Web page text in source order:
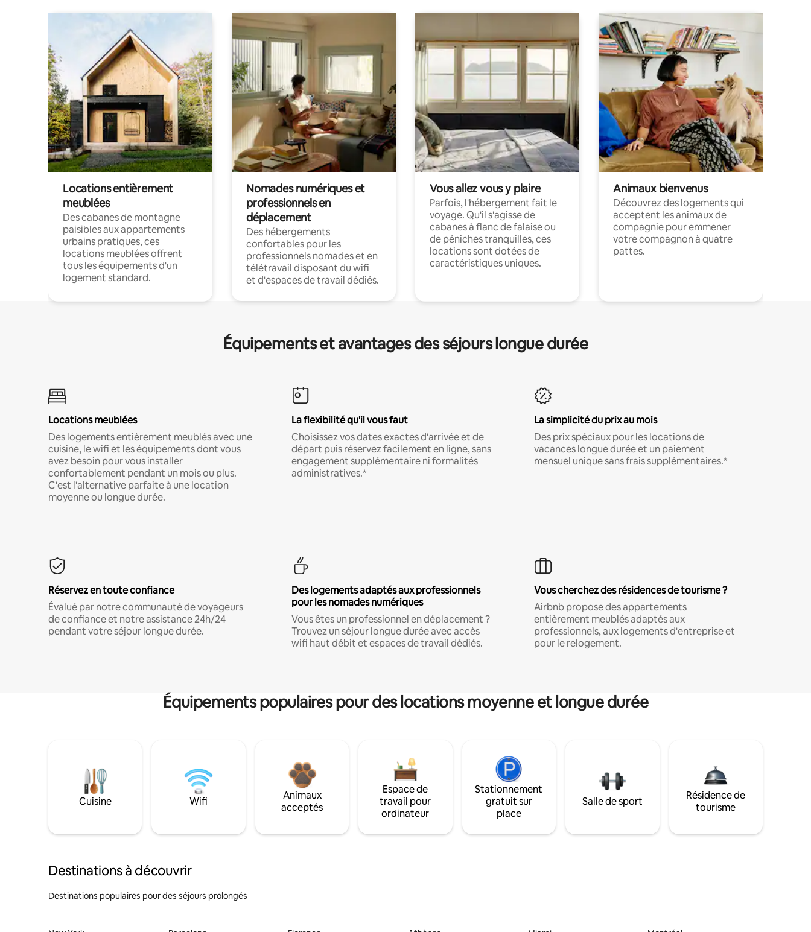
Locations entièrement
meublées
Des cabanes de montagne
paisibles aux appartements
urbains pratiques, ces
locations meublées offrent
tous les équipements d'un
logement standard.
Nomades numériques et
professionnels en
déplacement
Des hébergements
confortables pour les
professionnels nomades et en
télétravail disposant du wifi
et d'espaces de travail dédiés.
Vous allez vous y plaire
Parfois, l'hébergement fait le
voyage. Qu'il s'agisse de
cabanes à flanc de falaise ou
de péniches tranquilles, ces
locations sont dotées de
caractéristiques uniques.
Animaux bienvenus
Découvrez des logements qui
acceptent les animaux de
compagnie pour emmener
votre compagnon à quatre
pattes.
Équipements et avantages des séjours longue durée
Locations meublées
Des logements entièrement meublés avec une
cuisine, le wifi et les équipements dont vous
avez besoin pour vous installer
confortablement pendant un mois ou plus.
C'est l'alternative parfaite à une location
moyenne ou longue durée.
La flexibilité qu'il vous faut
Choisissez vos dates exactes d'arrivée et de
départ puis réservez facilement en ligne, sans
engagement supplémentaire ni formalités
administratives.*
La simplicité du prix au mois
Des prix spéciaux pour les locations de
vacances longue durée et un paiement
mensuel unique sans frais supplémentaires.*
Réservez en toute confiance
Évalué par notre communauté de voyageurs
de confiance et notre assistance 24h/24
pendant votre séjour longue durée.
Des logements adaptés aux professionnels
pour les nomades numériques
Vous êtes un professionnel en déplacement ?
Trouvez un séjour longue durée avec accès
wifi haut débit et espaces de travail dédiés.
Vous cherchez des résidences de tourisme ?
Airbnb propose des appartements
entièrement meublés adaptés aux
professionnels, aux logements d'entreprise et
pour le relogement.
Équipements populaires pour des locations moyenne et longue durée
Cuisine Wifi
Animaux
acceptés
Espace de
travail pour
ordinateur
Stationnement
gratuit sur
place
Salle de sport
Résidence de
tourisme
Destinations à découvrir
Destinations populaires pour des séjours prolongés